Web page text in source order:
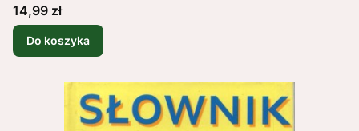
Cena
14,99 zł
Do koszyka